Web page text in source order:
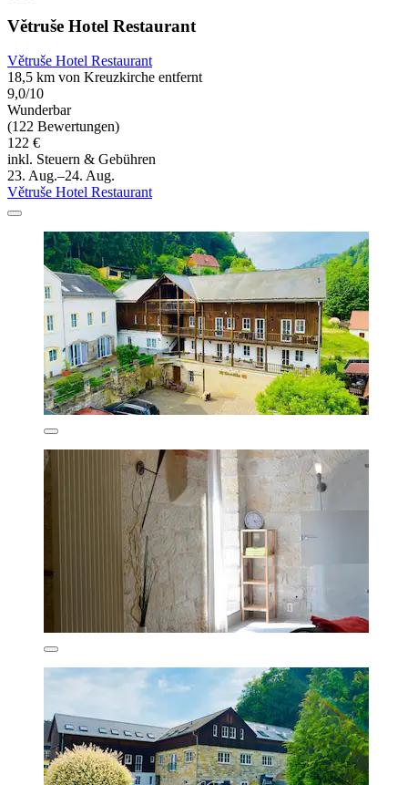
Větruše Hotel Restaurant
Větruše Hotel Restaurant
18,5 km von Kreuzkirche entfernt
9,0/10
Wunderbar
(122 Bewertungen)
122 €
inkl. Steuern & Gebühren
23. Aug.–24. Aug.
Větruše Hotel Restaurant